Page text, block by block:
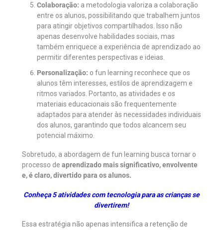
Colaboração: a metodologia valoriza a colaboração
entre os alunos, possibilitando que trabalhem juntos
para atingir objetivos compartilhados. Isso não
apenas desenvolve habilidades sociais, mas
também enriquece a experiência de aprendizado ao
permitir diferentes perspectivas e ideias.
Personalização: o fun learning reconhece que os
alunos têm interesses, estilos de aprendizagem e
ritmos variados. Portanto, as atividades e os
materiais educacionais são frequentemente
adaptados para atender às necessidades individuais
dos alunos, garantindo que todos alcancem seu
potencial máximo.
Sobretudo, a abordagem de fun learning busca tornar o
processo de aprendizado mais significativo, envolvente
e, é claro, divertido para os alunos.
Conheça 5 atividades com tecnologia para as crianças se
divertirem!
Essa estratégia não apenas intensifica a retenção de